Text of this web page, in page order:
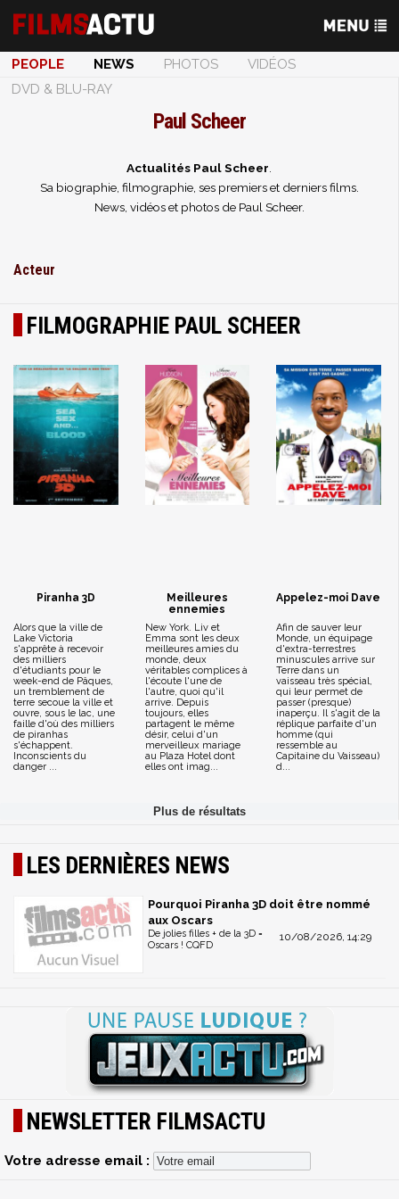
PEOPLE NEWS PHOTOS
VIDÉOS
DVD & BLU-RAY
Paul Scheer
Actualités Paul Scheer
Sa biographie, filmographie, ses premiers et derniers films.
News, vidéos et photos de Paul Scheer.
Acteur
FILMOGRAPHIE PAUL SCHEER
Piranha 3D
Alors que la ville de
Lake Victoria
s'apprête à recevoir
des milliers
d'étudiants pour le
week-end de Pâques,
un tremblement de
terre secoue la ville et
ouvre, sous le lac, une
faille d'où des milliers
de piranhas
s'échappent.
Inconscients du
danger ...
Meilleures
ennemies
New York. Liv et
Emma sont les deux
meilleures amies du
monde, deux
véritables complices à
l'écoute l'une de
l'autre, quoi qu'il
arrive. Depuis
toujours, elles
partagent le même
désir, celui d'un
merveilleux mariage
au Plaza Hotel dont
elles ont imag...
Appelez-moi Dave
Afin de sauver leur
Monde, un équipage
d'extra-terrestres
minuscules arrive sur
Terre dans un
vaisseau très spécial,
qui leur permet de
passer (presque)
inaperçu. Il s'agit de la
réplique parfaite d'un
homme (qui
ressemble au
Capitaine du Vaisseau)
d...
LES DERNIÈRES NEWS
Pourquoi Piranha 3D doit être nommé
aux Oscars
10/08/2026, 14:29
De jolies filles + de la 3D =
Oscars ! CQFD
NEWSLETTER FILMSACTU
Votre adresse email :